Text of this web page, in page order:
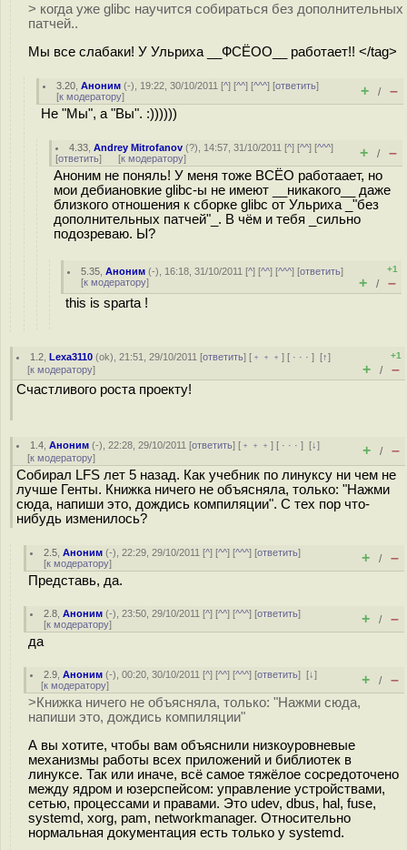
> когда уже glibc научится собираться без дополнительных
патчей..
Мы все слабаки! У Ульриха __ФСЁОО__ работает!! </tag>
3.20 ,Аноним (-), 19:22, 30/10/2011 [^] [^^] [^^^] [ответить]
[к модератору] + / –
Не "Мы", а "Вы". :))))))
4.33 ,Andrey Mitrofanov (?), 14:57, 31/10/2011 [^] [^^] [^^^]
[ответить] [к модератору] + / –
Аноним не поняль! У меня тоже ВСЁО работаает, но
мои дебиановкие glibc-ы не имеют __никакого__ даже
близкого отношения к сборке glibc от Ульриха _"без
дополнительных патчей"_. В чём и тебя _сильно
подозреваю. Ы?
5.35 ,Аноним (-), 16:18, 31/10/2011 [^] [^^] [^^^] [ответить]
[к модератору]
+1
+ / –
this is sparta !
1.2 ,Lexa3110 (ok), 21:51, 29/10/2011 [ответить] [ ﹢﹢﹢] [ · · ·][↑]
[к модератору]
+1
+ / –
Счастливого роста проекту!
1.4 ,Аноним (-), 22:28, 29/10/2011 [ответить] [ ﹢﹢﹢] [ · · ·][↓]
[к модератору] + / –
Собирал LFS лет 5 назад. Как учебник по линуксу ни чем не
лучше Генты. Книжка ничего не объясняла, только: "Нажми
сюда, напиши это, дождись компиляции". С тех пор что-
нибудь изменилось?
2.5 ,Аноним (-), 22:29, 29/10/2011 [^] [^^] [^^^] [ответить]
[к модератору] + / –
Представь, да.
2.8 ,Аноним (-), 23:50, 29/10/2011 [^] [^^] [^^^] [ответить]
[к модератору] + / –
да
2.9 ,Аноним (-), 00:20, 30/10/2011 [^] [^^] [^^^] [ответить][↓]
[к модератору] + / –
>Книжка ничего не объясняла, только: "Нажми сюда,
напиши это, дождись компиляции"
А вы хотите, чтобы вам объяснили низкоуровневые
механизмы работы всех приложений и библиотек в
линуксе. Так или иначе, всё самое тяжёлое сосредоточено
между ядром и юзерспейсом: управление устройствами,
сетью, процессами и правами. Это udev, dbus, hal, fuse,
systemd, xorg, pam, networkmanager. Относительно
нормальная документация есть только у systemd.